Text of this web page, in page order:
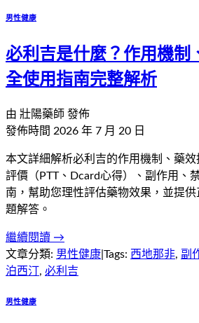
男性健康
必利吉是什麼？作用機制
全使用指南完整解析
由 壯陽藥師 發佈
發佈時間 2026 年 7 月 20 日
本文詳細解析必利吉的作用機制、藥
評價（PTT、Dcard心得）、副作用、
南，幫助您理性評估藥物效果，並提
題解答。
繼續閱讀 →
文章分類: 男性健康 Tags: 西地那非, 副
泊西汀 , 必利吉
男性健康